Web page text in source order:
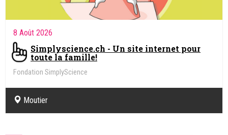
8 Août 2026
Simplyscience.ch - Un site internet pour
toute la famille!
Fondation SimplyScience
Moutier